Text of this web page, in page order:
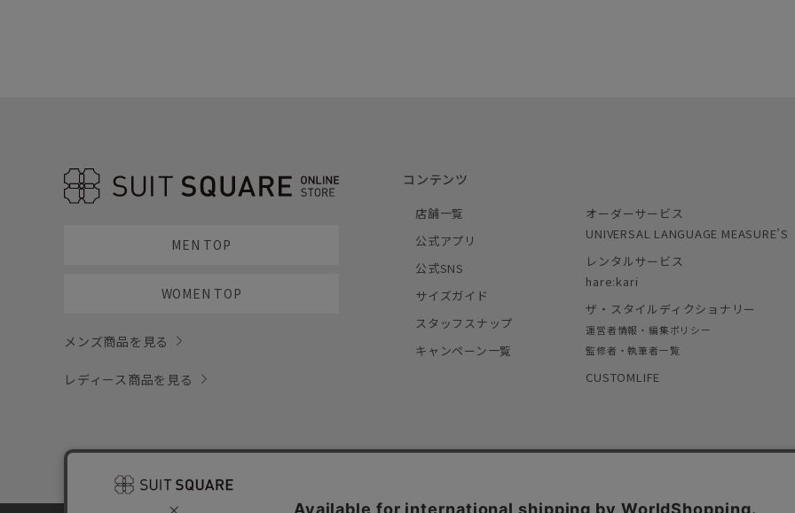
MEN TOP
WOMEN TOP
メンズ商品を見る
レディース商品を見る
コンテンツ
店舗一覧
公式アプリ
公式SNS
サイズガイド
スタッフスナップ
キャンペーン一覧
オーダーサービス
UNIVERSAL LANGUAGE MEASURE’S
レンタルサービス
hare:kari
ザ・スタイルディクショナリー
運営者情報・編集ポリシー
監修者・執筆者一覧
CUSTOMLIFE